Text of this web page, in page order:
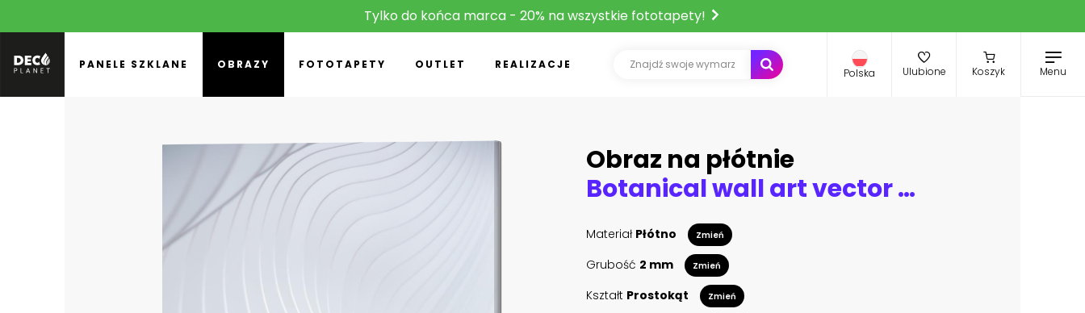
Tylko do końca marca - 20% na wszystkie fototapety!
PANELE SZKLANE OBRAZY FOTOTAPETY OUTLET REALIZACJE
Polska Ulubione Koszyk Menu
Obraz na płótnie
Botanical wall art vector set. Tropical Foliage line art drawing with abstract shape. Abstract Plant Art design for print, cover, wallpaper, Minimal and natural wall art. Vector illustration.
Materiał Płótno Zmień
Grubość 2 mm Zmień
Kształt Prostokąt Zmień